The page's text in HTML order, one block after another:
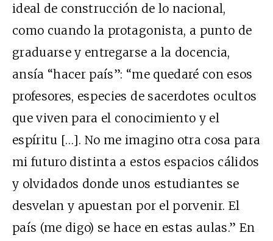
ideal de construcción de lo nacional,
como cuando la protagonista, a punto de
graduarse y entregarse a la docencia,
ansía “hacer país”: “me quedaré con esos
profesores, especies de sacerdotes ocultos
que viven para el conocimiento y el
espíritu […]. No me imagino otra cosa para
mi futuro distinta a estos espacios cálidos
y olvidados donde unos estudiantes se
desvelan y apuestan por el porvenir. El
país (me digo) se hace en estas aulas.” En